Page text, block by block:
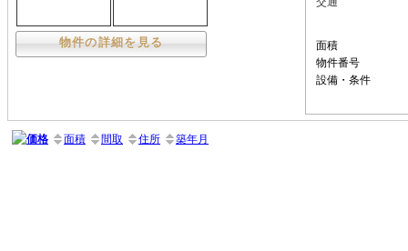
物件の詳細を見る
面積
物件番号
設備・条件
価格 面積 間取 住所 築年月